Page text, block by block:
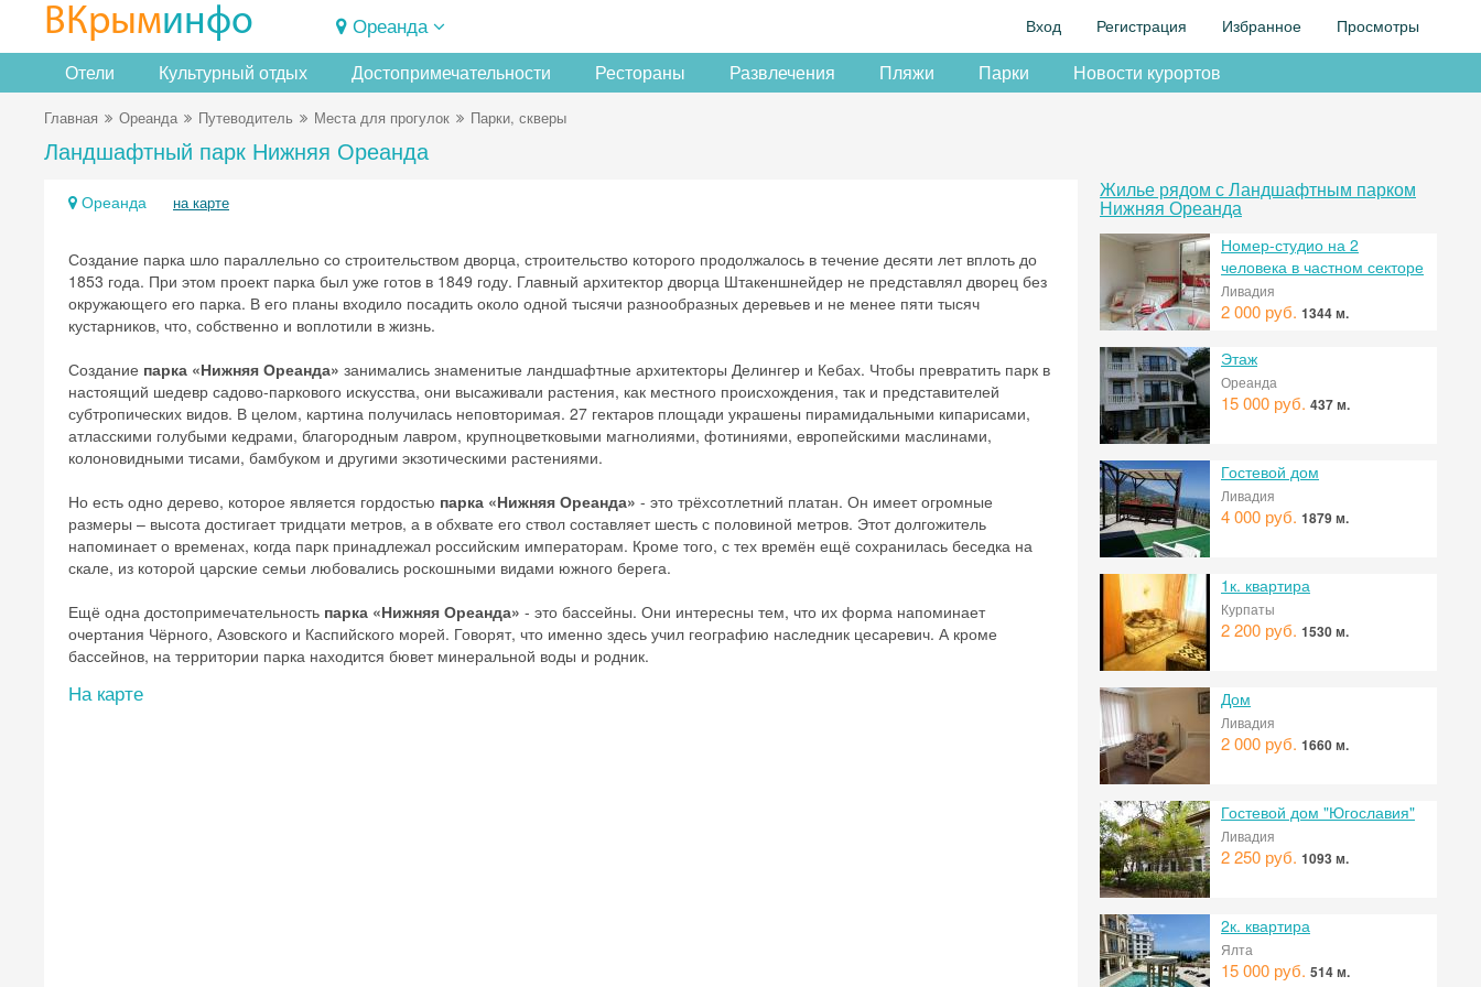
ВКрыминфо Ореанда Вход Регистрация Избранное Просмотры
Отели Культурный отдых Достопримечательности Рестораны Развлечения Пляжи Парки Новости курортов
Главная Ореанда Путеводитель Места для прогулок Парки, скверы
Ландшафтный парк Нижняя Ореанда
Ореанда на карте
Создание парка шло параллельно со строительством дворца, строительство которого продолжалось в течение десяти лет вплоть до
1853 года. При этом проект парка был уже готов в 1849 году. Главный архитектор дворца Штакеншнейдер не представлял дворец без
окружающего его парка. В его планы входило посадить около одной тысячи разнообразных деревьев и не менее пяти тысяч
кустарников, что, собственно и воплотили в жизнь.
Создание парка «Нижняя Ореанда» занимались знаменитые ландшафтные архитекторы Делингер и Кебах. Чтобы превратить парк в
настоящий шедевр садово-паркового искусства, они высаживали растения, как местного происхождения, так и представителей
субтропических видов. В целом, картина получилась неповторимая. 27 гектаров площади украшены пирамидальными кипарисами,
атласскими голубыми кедрами, благородным лавром, крупноцветковыми магнолиями, фотиниями, европейскими маслинами,
колоновидными тисами, бамбуком и другими экзотическими растениями.
Но есть одно дерево, которое является гордостью парка «Нижняя Ореанда» - это трёхсотлетний платан. Он имеет огромные
размеры – высота достигает тридцати метров, а в обхвате его ствол составляет шесть с половиной метров. Этот долгожитель
напоминает о временах, когда парк принадлежал российским императорам. Кроме того, с тех времён ещё сохранилась беседка на
скале, из которой царские семьи любовались роскошными видами южного берега.
Ещё одна достопримечательность парка «Нижняя Ореанда» - это бассейны. Они интересны тем, что их форма напоминает
очертания Чёрного, Азовского и Каспийского морей. Говорят, что именно здесь учил географию наследник цесаревич. А кроме
бассейнов, на территории парка находится бювет минеральной воды и родник.
На карте
Жилье рядом с Ландшафтным парком
Нижняя Ореанда
Номер-студио на 2
человека в частном секторе
Ливадия
2 000 руб. 1344 м.
Этаж
Ореанда
15 000 руб. 437 м.
Гостевой дом
Ливадия
4 000 руб. 1879 м.
1к. квартира
Курпаты
2 200 руб. 1530 м.
Дом
Ливадия
2 000 руб. 1660 м.
Гостевой дом "Югославия"
Ливадия
2 250 руб. 1093 м.
2к. квартира
Ялта
15 000 руб. 514 м.